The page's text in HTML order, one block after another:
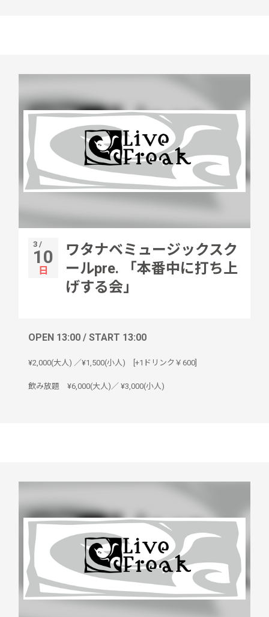
3 /
10
日
ワタナベミュージックスク
ールpre. 「本番中に打ち上
げする会」
OPEN 13:00 / START 13:00
¥2,000(大人) ／¥1,500(小人) [+1ドリンク￥600]
飲み放題 ¥6,000(大人)／ ¥3,000(小人)